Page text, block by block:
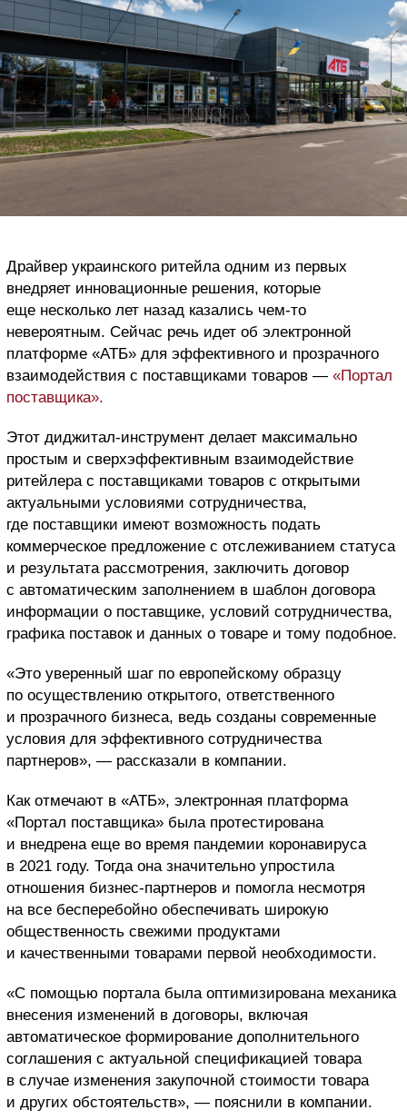
Драйвер украинского ритейла одним из первых
внедряет инновационные решения, которые
еще несколько лет назад казались чем-то
невероятным. Сейчас речь идет об электронной
платформе «АТБ» для эффективного и прозрачного
взаимодействия с поставщиками товаров — «Портал
поставщика».
Этот диджитал-инструмент делает максимально
простым и сверхэффективным взаимодействие
ритейлера с поставщиками товаров с открытыми
актуальными условиями сотрудничества,
где поставщики имеют возможность подать
коммерческое предложение с отслеживанием статуса
и результата рассмотрения, заключить договор
с автоматическим заполнением в шаблон договора
информации о поставщике, условий сотрудничества,
графика поставок и данных о товаре и тому подобное.
«Это уверенный шаг по европейскому образцу
по осуществлению открытого, ответственного
и прозрачного бизнеса, ведь созданы современные
условия для эффективного сотрудничества
партнеров», — рассказали в компании.
Как отмечают в «АТБ», электронная платформа
«Портал поставщика» была протестирована
и внедрена еще во время пандемии коронавируса
в 2021 году. Тогда она значительно упростила
отношения бизнес-партнеров и помогла несмотря
на все бесперебойно обеспечивать широкую
общественность свежими продуктами
и качественными товарами первой необходимости.
«С помощью портала была оптимизирована механика
внесения изменений в договоры, включая
автоматическое формирование дополнительного
соглашения с актуальной спецификацией товара
в случае изменения закупочной стоимости товара
и других обстоятельств», — пояснили в компании.